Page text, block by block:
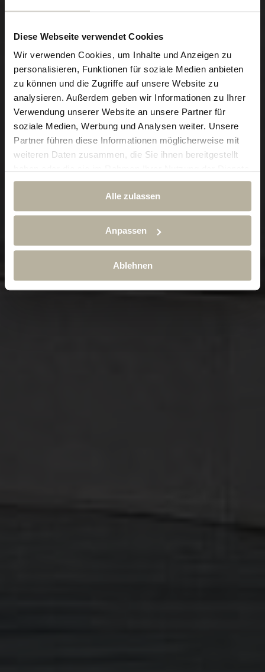
Diese Webseite verwendet Cookies
Wir verwenden Cookies, um Inhalte und Anzeigen zu
personalisieren, Funktionen für soziale Medien anbieten
zu können und die Zugriffe auf unsere Website zu
analysieren. Außerdem geben wir Informationen zu Ihrer
Verwendung unserer Website an unsere Partner für
soziale Medien, Werbung und Analysen weiter. Unsere
Partner führen diese Informationen möglicherweise mit
weiteren Daten zusammen, die Sie ihnen bereitgestellt
gesammelt haben.
Alle zulassen
Anpassen
Ablehnen
Silent Health
by Ludwig Royal